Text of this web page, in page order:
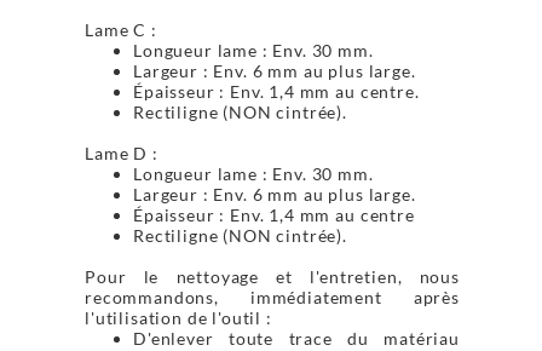
Lame C :
Longueur lame : Env. 30 mm.
Largeur : Env. 6 mm au plus large.
Épaisseur : Env. 1,4 mm au centre.
Rectiligne (NON cintrée).
Lame D :
Longueur lame : Env. 30 mm.
Largeur : Env. 6 mm au plus large.
Épaisseur : Env. 1,4 mm au centre
Rectiligne (NON cintrée).
Pour le nettoyage et l'entretien, nous
recommandons, immédiatement après
l'utilisation de l'outil :
D'enlever toute trace du matériau